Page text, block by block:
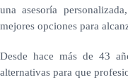
una asesoría
mejores opciones para
Desde hace más de 43
alternativas para que